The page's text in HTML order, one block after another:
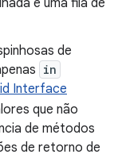
e uma fila de
de
in
Interface
que não
de métodos
de retorno de